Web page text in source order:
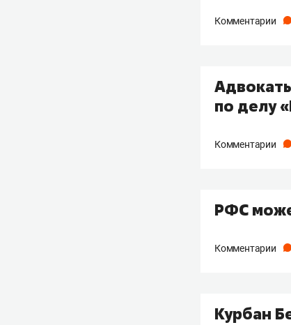
Комментарии
по делу
Комментарии
РФС
Комментарии
Курбан